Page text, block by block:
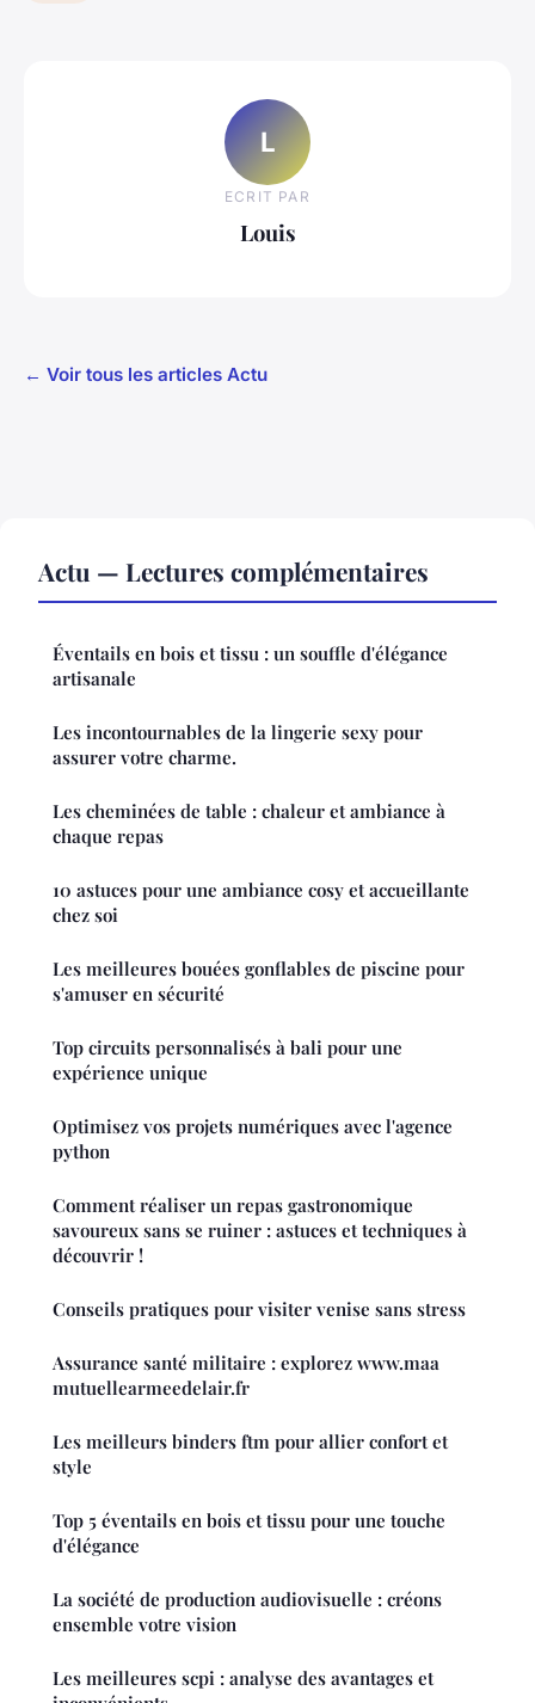
L
ECRIT PAR
Louis
← Voir tous les articles Actu
Actu — Lectures complémentaires
Éventails en bois et tissu : un souffle d'élégance
artisanale
Les incontournables de la lingerie sexy pour
assurer votre charme.
Les cheminées de table : chaleur et ambiance à
chaque repas
10 astuces pour une ambiance cosy et accueillante
chez soi
Les meilleures bouées gonflables de piscine pour
s'amuser en sécurité
Top circuits personnalisés à bali pour une
expérience unique
Optimisez vos projets numériques avec l'agence
python
Comment réaliser un repas gastronomique
savoureux sans se ruiner : astuces et techniques à
découvrir !
Conseils pratiques pour visiter venise sans stress
Assurance santé militaire : explorez www.maa
mutuellearmeedelair.fr
Les meilleurs binders ftm pour allier confort et
style
Top 5 éventails en bois et tissu pour une touche
d'élégance
La société de production audiovisuelle : créons
ensemble votre vision
Les meilleures scpi : analyse des avantages et